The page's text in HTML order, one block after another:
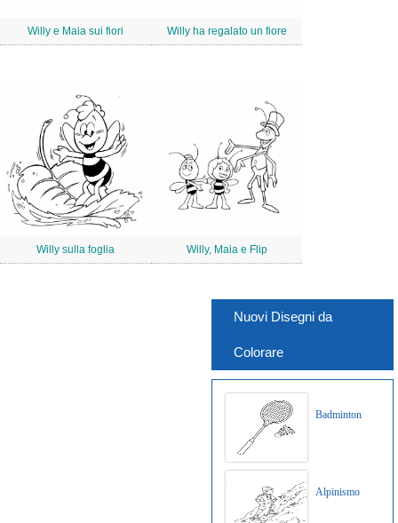
Willy e Maia sui fiori Willy ha regalato un fiore
Willy sulla foglia Willy, Maia e Flip
Nuovi Disegni da
Colorare
Badminton
Alpinismo